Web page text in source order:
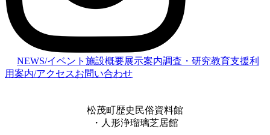
NEWS/イベント 施設概要展示案内調査・研究教育支援利
用案内/アクセスお問い合わせ
松茂町歴史民俗資料館
・人形浄瑠璃芝居館